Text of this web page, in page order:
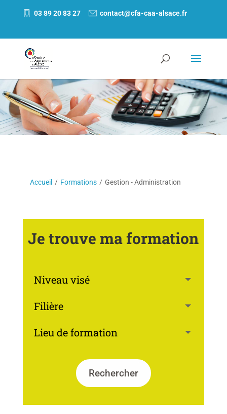
03 89 20 83 27 contact@cfa-caa-alsace.fr
Accueil / Formations / Gestion - Administration
Je trouve ma formation
Rechercher